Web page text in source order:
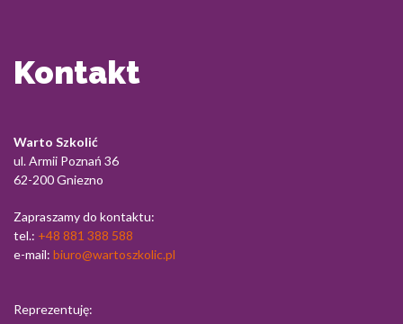
Kontakt
Warto Szkolić
ul. Armii Poznań 36
62-200 Gniezno
Zapraszamy do kontaktu:
tel.: +48 881 388 588
e-mail: biuro@wartoszkolic.pl
Reprezentuję: